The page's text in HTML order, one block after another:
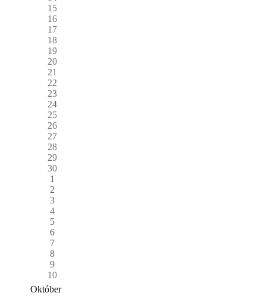
15
16
17
18
19
20
21
22
23
24
25
26
27
28
29
30
1
2
3
4
5
6
7
8
9
10
Október